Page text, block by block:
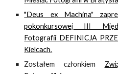
"Deus ex Machina"
pokonkursowej III
Fotografii DEFINICJA
Kielcach.
Zostałem członkiem